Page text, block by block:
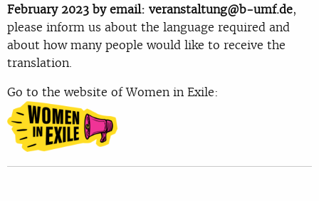
February 2023 by email: veranstaltung@b-umf.de,
please inform us about the language required and
about how many people would like to receive the
translation.
Go to the website of Women in Exile: